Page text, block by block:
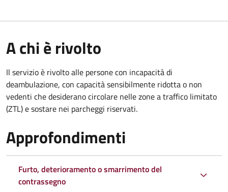
A chi è rivolto
Il servizio è rivolto alle persone con incapacità di
deambulazione, con capacità sensibilmente ridotta o non
vedenti che desiderano circolare nelle zone a traffico limitato
(ZTL) e sostare nei parcheggi riservati.
Approfondimenti
Furto, deterioramento o smarrimento del
contrassegno